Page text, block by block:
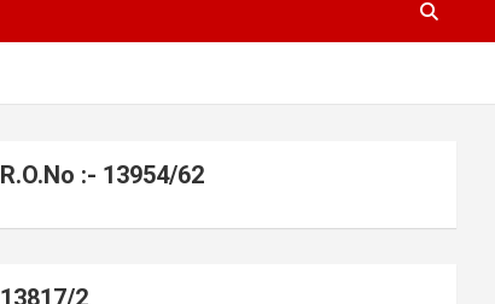
R.O.No :- 13954/62
13817/2